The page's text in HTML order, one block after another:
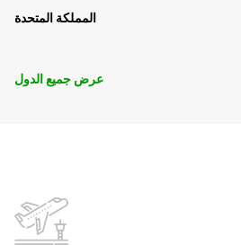
المملكة المتحدة
عرض جميع الدول